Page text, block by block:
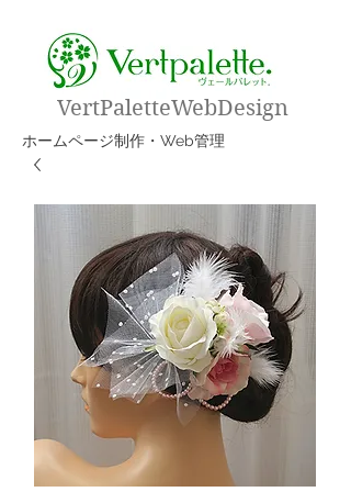
VertPaletteWebDesign
​ホームページ制作・Web管理